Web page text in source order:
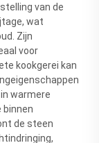
van de
wat
Zijn
voor
kookgerei kan
warmere
binnen
de steen